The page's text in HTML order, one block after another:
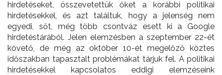
hirdetéseket, összevetettük őket a korábbi politikai
hirdetésekkel, és azt találtuk, hogy a jelenség nem
egyedi, sőt, még több csontváz esett ki a Google
hirdetéstárából. Jelen elemzésben a szeptember 22-ét
követő, de még az október 10-ét megelőző köztes
időszakban tapasztalt problémákat tárjuk fel. A politikai
hirdetésekkel kapcsolatos eddigi elemzéseink